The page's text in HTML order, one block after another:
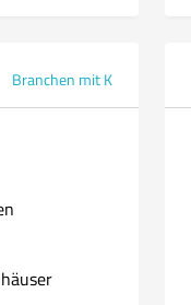
Branchen mit K